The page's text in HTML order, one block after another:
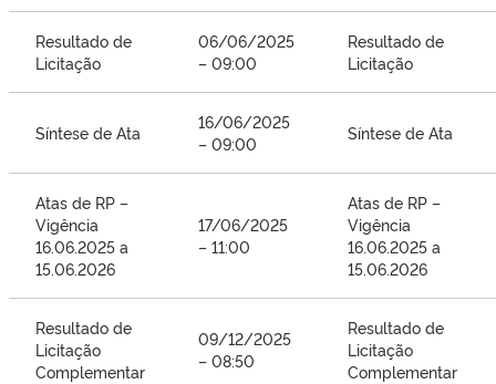
Resultado de
Licitação
06/06/2025
– 09:00
Resultado de
Licitação
Síntese de Ata
16/06/2025
– 09:00
Síntese de Ata
Atas de RP –
Vigência
16.06.2025 a
15.06.2026
17/06/2025
– 11:00
Atas de RP –
Vigência
16.06.2025 a
15.06.2026
Resultado de
Licitação
Complementar
09/12/2025
– 08:50
Resultado de
Licitação
Complementar